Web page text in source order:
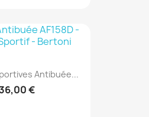
Antibuée...
€